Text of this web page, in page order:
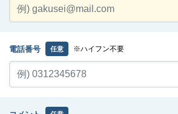
電話番号 任意 ※ハイフン不要